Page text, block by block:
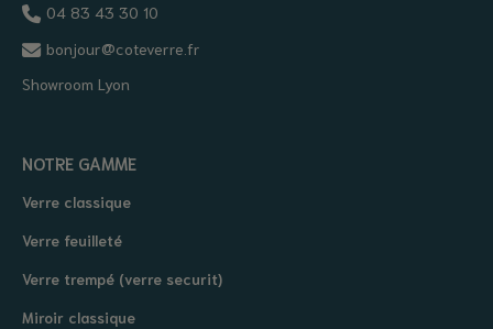
04 83 43 30 10
bonjour@coteverre.fr
Showroom Lyon
NOTRE GAMME
Verre classique
Verre feuilleté
Verre trempé (verre securit)
Miroir classique